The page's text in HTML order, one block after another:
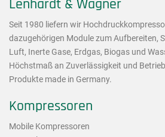
Lenhardt & Wagner
Seit 1980 liefern wir
dazugehörigen Module zum Aufbereiten,
Luft, Inerte Gase, Erdgas, Biogas und
Höchstmaß an Zuverlässigkeit und
Produkte made in Germany.
Kompressoren
Mobile Kompressoren